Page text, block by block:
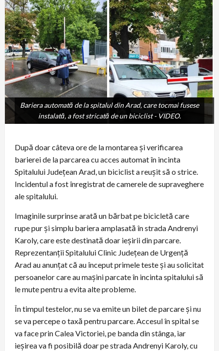
Bariera automată de la spitalul din Arad, care tocmai fusese
instalată, a fost stricată de un biciclist - VIDEO.
Bariera automată de la spitalul din Arad, care tocmai fusese
instalată, a fost stricată de un biciclist - VIDEO.
După doar câteva ore de la montarea și verificarea
barierei de la parcarea cu acces automat în incinta
Spitalului Județean Arad, un biciclist a reușit să o strice.
Incidentul a fost înregistrat de camerele de supraveghere
ale spitalului.
Imaginile surprinse arată un bărbat pe bicicletă care
rupe pur și simplu bariera amplasată în strada Andrenyi
Karoly, care este destinată doar ieșirii din parcare.
Reprezentanții Spitalului Clinic Județean de Urgență
Arad au anunțat că au început primele teste și au solicitat
persoanelor care au mașini parcate în incinta spitalului să
le mute pentru a evita alte probleme.
În timpul testelor, nu se va emite un bilet de parcare și nu
se va percepe o taxă pentru parcare. Accesul în spital se
va face prin Calea Victoriei, pe banda din stânga, iar
ieșirea va fi posibilă doar pe strada Andrenyi Karoly, cu